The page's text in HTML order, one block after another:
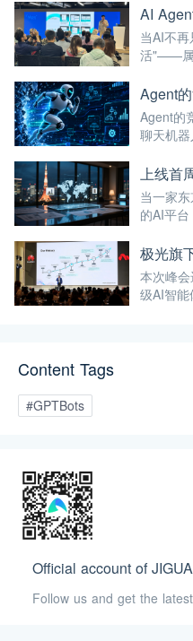
当AI不
活"——属
Agent
Agent的
聊天机
当一家
的AI平
正的"能
本次峰
级AI智
Content Tags
#GPTBots
Official account of
Follow us and get the